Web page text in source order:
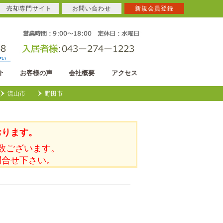
お客様の声 会社概要 アクセス
流山市 野田市
ます。
ざいます。
せ下さい。
売却専門サイト お問い合わせ 新規会員登録